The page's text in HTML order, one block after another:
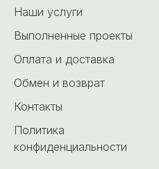
Наши услуги
Выполненные проекты
Оплата и доставка
Обмен и возврат
Контакты
Политика
конфиденциальности